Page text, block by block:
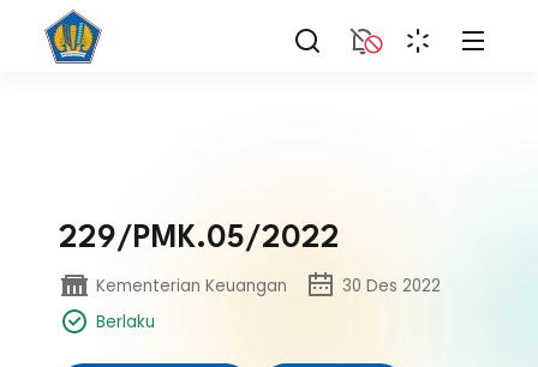
229/PMK.05/2022
Kementerian Keuangan
30 Des 2022
Berlaku